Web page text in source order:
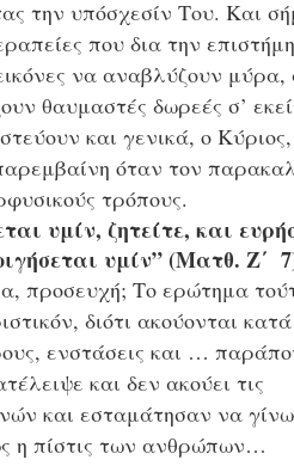
την υπόσχεσίν Του. Και
που δια την
να αναβλύζουν μύρα,
θαυμαστές δωρεές σ’
και γενικά, ο
όταν τον
τρόπους.
υμίν, ζητείτε, και
υμίν” (Ματθ. Ζ΄
προσευχή; Το ερώτημα
διότι ακούονται κατά
ενστάσεις και …
και δεν ακούει τις
και εσταμάτησαν να
η πίστις των ανθρώπων…